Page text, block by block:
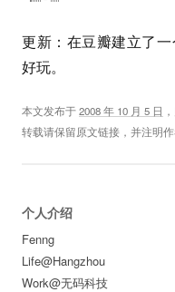
更新：在豆瓣建立了一
好玩。
本文发布于2008 年 10 月 5 日
转载请保留原文链接，并注明作
个人介绍
Fenng
Life@Hangzhou
Work@无码科技